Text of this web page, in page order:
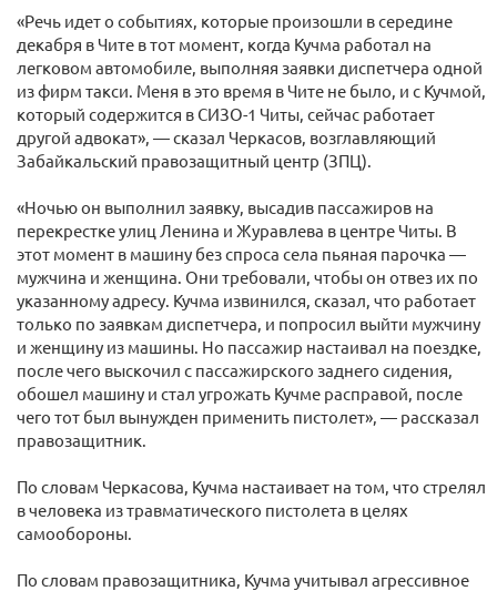
«Речь идет о событиях, которые произошли в середине
декабря в Чите в тот момент, когда Кучма работал на
легковом автомобиле, выполняя заявки диспетчера одной
из фирм такси. Меня в это время в Чите не было, и с Кучмой,
который содержится в СИЗО-1 Читы, сейчас работает
другой адвокат», — сказал Черкасов, возглавляющий
Забайкальский правозащитный центр (ЗПЦ).
«Ночью он выполнил заявку, высадив пассажиров на
перекрестке улиц Ленина и Журавлева в центре Читы. В
этот момент в машину без спроса села пьяная парочка —
мужчина и женщина. Они требовали, чтобы он отвез их по
указанному адресу. Кучма извинился, сказал, что работает
только по заявкам диспетчера, и попросил выйти мужчину
и женщину из машины. Но пассажир настаивал на поездке,
после чего выскочил с пассажирского заднего сидения,
обошел машину и стал угрожать Кучме расправой, после
чего тот был вынужден применить пистолет», — рассказал
правозащитник.
По словам Черкасова, Кучма настаивает на том, что стрелял
в человека из травматического пистолета в целях
самообороны.
По словам правозащитника, Кучма учитывал агрессивное